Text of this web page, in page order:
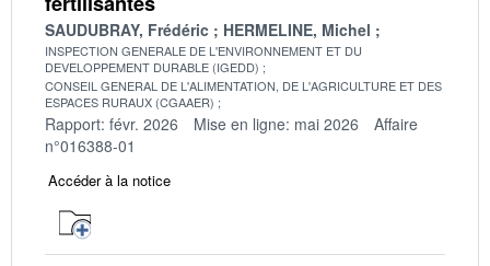
SAUDUBRAY, Frédéric HERMELINE, Michel
INSPECTION GENERALE DE L'ENVIRONNEMENT ET DU
DEVELOPPEMENT DURABLE (IGEDD)
CONSEIL GENERAL DE L'ALIMENTATION, DE L'AGRICULTURE ET DES
ESPACES RURAUX (CGAAER)
Rapport: févr. 2026 Mise en ligne: mai 2026
Affaire
n°016388-01
Accéder à la notice